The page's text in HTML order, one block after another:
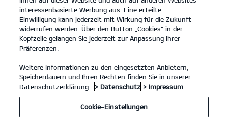
interessenbasierte Werbung aus. Eine erteilte
Einwilligung kann jederzeit mit Wirkung für die Zukunft
widerrufen werden. Über den Button „Cookies“ in der
Kopfzeile gelangen Sie jederzeit zur Anpassung Ihrer
Präferenzen.
Weitere Informationen zu den eingesetzten Anbietern,
Speicherdauern und Ihren Rechten finden Sie in unserer
Datenschutzerklärung.
> Datenschutz > Impressum
Cookie-Einstellungen